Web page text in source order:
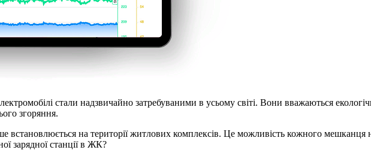
стали надзвичайно затребуваними в усьому світі. Вони вважаються
згоряння.
встановлюється на території житлових комплексів. Це можливість кожного мешканця
зарядної станції в ЖК?